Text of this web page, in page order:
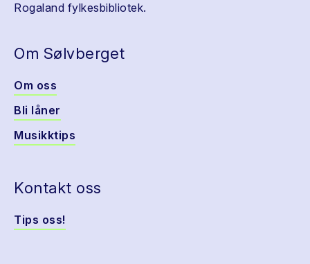
Rogaland fylkesbibliotek.
Om Sølvberget
Om oss
Bli låner
Musikktips
Kontakt oss
Tips oss!